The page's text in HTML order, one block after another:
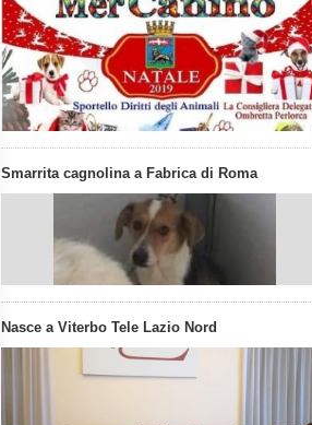
Smarrita cagnolina a Fabrica di Roma
Nasce a Viterbo Tele Lazio Nord